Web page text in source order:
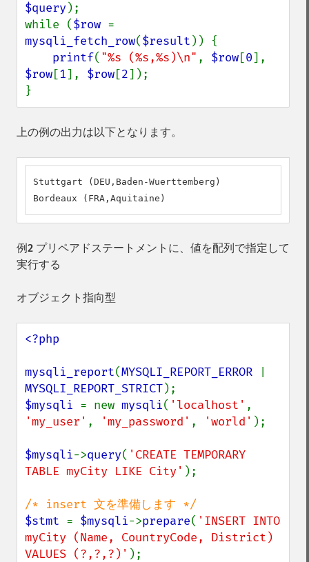
$query);
while ($row
mysqli_fetch_row($result )) {
printf( "%s (%s,%s)\n" , $row[0
$row[1], $row[2]);
}
上の例の出力は以下となります。
Stuttgart (DEU,Baden-Wuerttemberg)
Bordeaux (FRA,Aquitaine)
例2 プリペアドステートメントに、値を配列で指定して
実行する
オブジェクト指向型
<?php
mysqli_report(MYSQLI_REPORT_ERROR
MYSQLI_REPORT_STRICT
$mysqli = new mysqli( 'localhost'
'my_user' , 'my_password' , 'world' );
$mysqli->query( 'CREATE TEMPORARY
TABLE myCity LIKE City' );
$stmt = $mysqli->prepare( 'INSERT INTO
myCity (Name, CountryCode, District)
VALUES (?,?,?)' );